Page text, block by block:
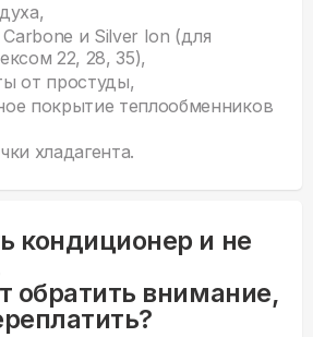
и Silver Ion (для
22, 28, 35),
от простуды,
покрытие теплообменников
хладагента.
кондиционер и не
обратить внимание,